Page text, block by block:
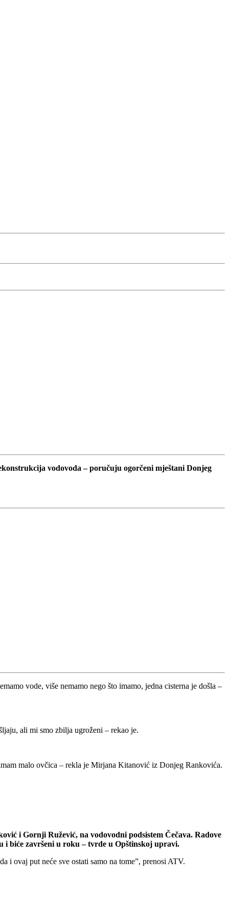
vodovoda – poručuju ogorčeni mještani Donjeg
vode, više nemamo nego što imamo, jedna cisterna je došla –
ali mi smo zbilja ugroženi – rekao je.
malo ovčica – rekla je Mirjana Kitanović iz Donjeg Rankovića.
i Gornji Ružević, na vodovodni podsistem Čečava. Radove
i biće završeni u roku – tvrde u Opštinskoj upravi.
i ovaj put neće sve ostati samo na tome”, prenosi ATV.